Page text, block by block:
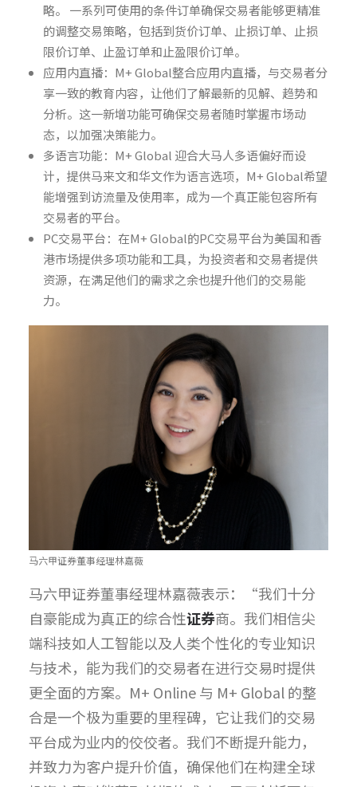
略。 一系列可使用的条件订单确保交易者能够更精准
的调整交易策略，包括到货价订单、止损订单、止损
限价订单、止盈订单和止盈限价订单。
应用内直播：M+ Global整合应用内直播，与交易者分
享一致的教育内容，让他们了解最新的见解、趋势和
分析。这一新增功能可确保交易者随时掌握市场动
态，以加强决策能力。
多语言功能：M+ Global 迎合大马人多语偏好而设
计，提供马来文和华文作为语言选项，M+ Global希望
能增强到访流量及使用率，成为一个真正能包容所有
交易者的平台。
PC交易平台：在M+ Global的PC交易平台为美国和香
港市场提供多项功能和工具，为投资者和交易者提供
资源，在满足他们的需求之余也提升他们的交易能
力。
马六甲证券董事经理林嘉薇
马六甲证券董事经理林嘉薇表示：“我们十分
自豪能成为真正的综合性证券商。我们相信尖
端科技如人工智能以及人类个性化的专业知识
与技术，能为我们的交易者在进行交易时提供
更全面的方案。M+ Online 与 M+ Global 的整
合是一个极为重要的里程碑，它让我们的交易
平台成为业内的佼佼者。我们不断提升能力，
并致力为客户提升价值，确保他们在构建全球